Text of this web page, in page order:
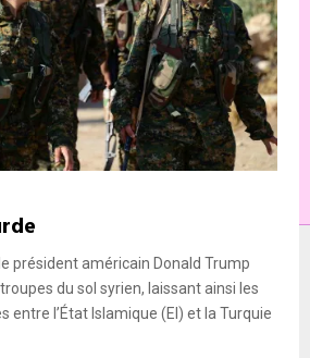
président américain Donald Trump
du sol syrien, laissant ainsi les
entre l’État Islamique (EI) et la Turquie